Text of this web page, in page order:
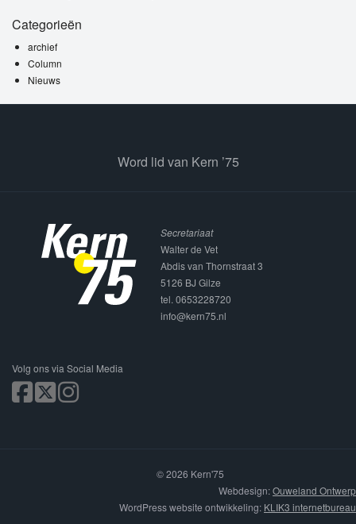
Categorieën
archief
Column
Nieuws
Word lid van Kern ’75
Secretariaat
Walter de Vet
Abdis van Thornstraat 3
5126 BJ Gilze
tel. 0653228720
info@kern75.nl
Volg ons via Social Media
© 2026 Kern'75
Webdesign:Ouweland Ontwerp
WordPress website ontwikkeling: KLIK3 internetbureau